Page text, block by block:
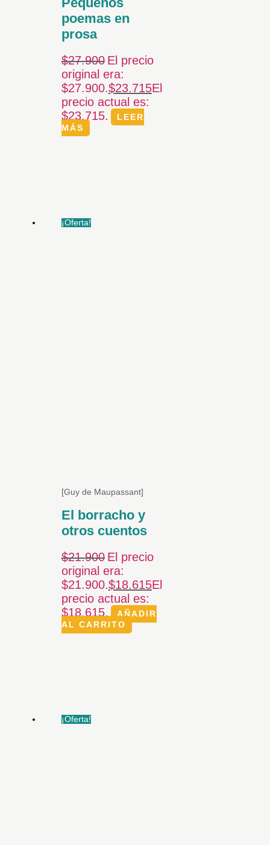
poemas en
prosa
$27.900 El precio
original era:
$27.900.$23.715El
precio actual es:
$23.715.
LEER
MÁS
¡Oferta!
[Guy de Maupassant]
El borracho y
otros cuentos
$21.900 El precio
original era:
$21.900.$18.615El
precio actual es:
$18.615.
AÑADIR
AL CARRITO
¡Oferta!